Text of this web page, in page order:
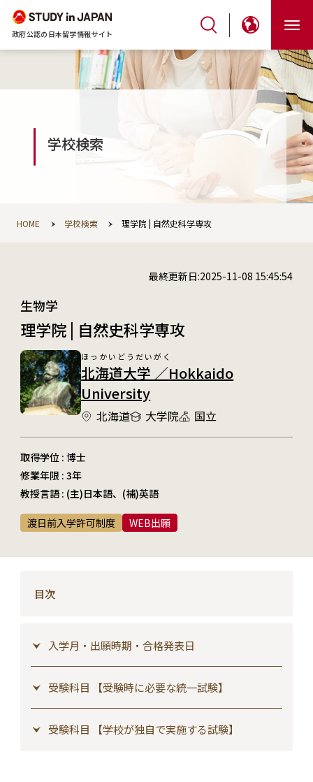
政府公認の日本留学情報サイト
学校検索
HOME 学校検索 理学院 | 自然史科学専攻
最終更新日:2025-11-08 15:45:54
生物学
理学院 | 自然史科学専攻
ほっかいどうだいがく
北海道大学 ／Hokkaido
University
北海道 大学院 国立
取得学位 : 博士
修業年限 : 3年
教授言語 : (主)日本語、(補)英語
渡日前入学許可制度 WEB出願
目次
入学月・出願時期・合格発表日
受験科目 【受験時に必要な統一試験】
受験科目 【学校が独自で実施する試験】